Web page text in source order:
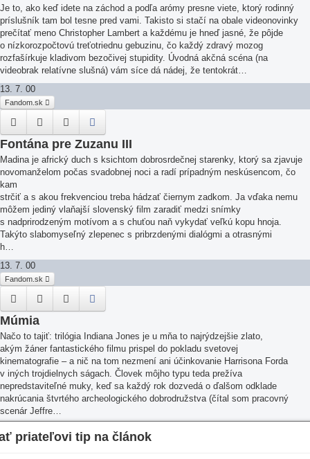
Je to, ako keď idete na záchod a podľa arómy presne viete, ktorý rodinný
príslušník tam bol tesne pred vami. Takisto si stačí na obale videonovinky
prečítať meno Christopher Lambert a každému je hneď jasné, že pôjde
o nízkorozpočtovú treťotriednu gebuzinu, čo každý zdravý mozog
rozfašírkuje kladivom bezočivej stupidity. Úvodná akčná scéna (na
videobrak relatívne slušná) vám síce dá nádej, že tentokrát…
13. 7. 00
Fandom.sk
Fontána pre Zuzanu III
Madina je africký duch s ksichtom dobrosrdečnej starenky, ktorý sa zjavuje
novomanželom počas svadobnej noci a radí prípadným neskúsencom, čo
kam
strčiť a s akou frekvenciou treba hádzať čiernym zadkom. Ja vďaka nemu
môžem jediný vlaňajší slovenský film zaradiť medzi snímky
s nadprirodzeným motívom a s chuťou naň vykydať veľkú kopu hnoja.
Takýto slabomyseľný zlepenec s pribrzdenými dialógmi a otrasnými
h…
13. 7. 00
Fandom.sk
Múmia
Načo to tajiť: trilógia Indiana Jones je u mňa to najrýdzejšie zlato,
akým žáner fantastického filmu prispel do pokladu svetovej
kinematografie – a nič na tom nezmení ani účinkovanie Harrisona Forda
v iných trojdielnych ságach. Človek môjho typu teda prežíva
nepredstaviteľné muky, keď sa každý rok dozvedá o ďalšom odklade
nakrúcania štvrtého archeologického dobrodružstva (čítal som pracovný
scenár Jeffre…
13. 7. 00
Fandom.sk
Nadpis článku
priateľovi tip na článok